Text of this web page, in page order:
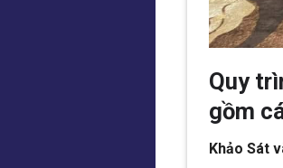
Quy
gồm
Khảo Sát